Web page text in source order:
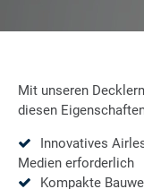
Mit unseren
diesen
Innovatives
Medien erforderlich
Kompakte